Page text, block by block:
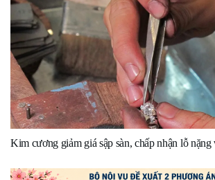
Kim cương giảm giá sập sàn, chấp nhận lỗ nặng